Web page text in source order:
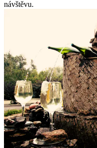
návštěvu.